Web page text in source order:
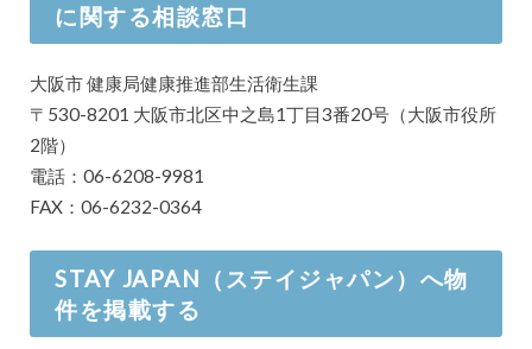
に関する相談窓口
大阪市 健康局健康推進部生活衛生課
〒530-8201 大阪市北区中之島1丁目3番20号（大阪市役所
2階）
電話：06-6208-9981
FAX：06-6232-0364
STAY JAPAN（ステイジャパン）へ物
件を掲載する